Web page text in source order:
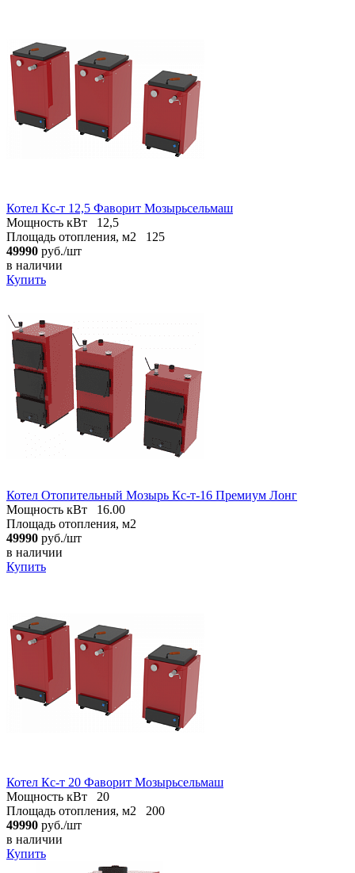
Котел Кс-т 12,5 Фаворит Мозырьсельмаш
Мощность кВт
12,5
Площадь отопления, м2
125
49990 руб./шт
в наличии
Купить
Котел Отопительный Мозырь Кс-т-16 Премиум Лонг
Мощность кВт
16.00
Площадь отопления, м2
49990 руб./шт
в наличии
Купить
Котел Кс-т 20 Фаворит Мозырьсельмаш
Мощность кВт
20
Площадь отопления, м2
200
49990 руб./шт
в наличии
Купить